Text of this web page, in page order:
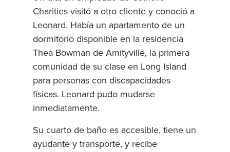
Charities visitó a otro cliente y conoció a
Leonard. Había un apartamento de un
dormitorio disponible en la residencia
Thea Bowman de Amityville, la primera
comunidad de su clase en Long Island
para personas con discapacidades
físicas. Leonard pudo mudarse
inmediatamente.
Su cuarto de baño es accesible, tiene un
ayudante y transporte, y recibe